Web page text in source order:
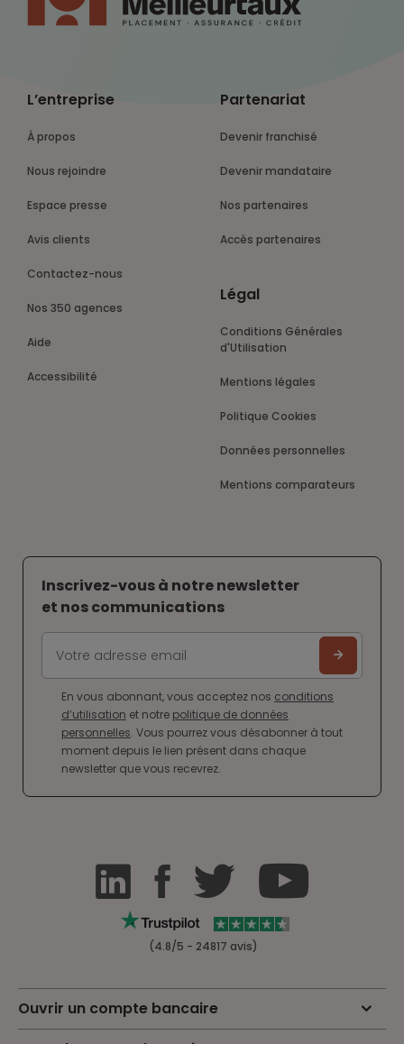
L’entreprise
À propos
Nous rejoindre
Espace presse
Avis clients
Contactez-nous
Nos 350 agences
Aide
Accessibilité
Partenariat
Devenir franchisé
Devenir mandataire
Nos partenaires
Accès partenaires
Légal
Conditions Générales
d'Utilisation
Mentions légales
Politique Cookies
Données personnelles
Mentions comparateurs
Inscrivez-vous à notre newsletter
et nos communications
En vous abonnant, vous acceptez nos conditions
d’utilisation et notre politique de données
personnelles. Vous pourrez vous désabonner à tout
moment depuis le lien présent dans chaque
newsletter que vous recevrez.
(4.8/5 - 24817 avis)
Ouvrir un compte bancaire